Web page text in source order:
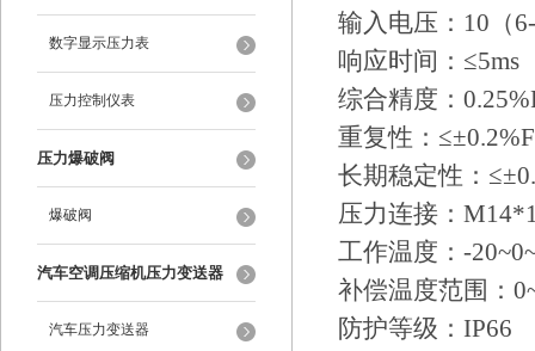
数字显示压力表
压力控制仪表
压力爆破阀
爆破阀
汽车空调压缩机压力变送器
汽车压力变送器
输入电压：10（
响应时间：≤5ms
综合精度：
重复性：
长期稳定性：
压力连接：
工作温度：-
补偿温度范围：
防护等级：IP66